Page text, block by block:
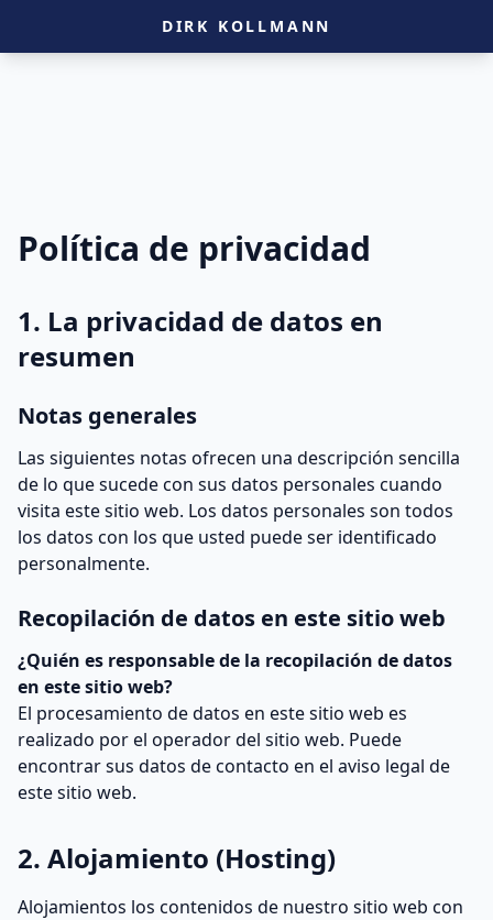
DIRK KOLLMANN
Política de privacidad
1. La privacidad de datos en
resumen
Notas generales
Las siguientes notas ofrecen una descripción sencilla
de lo que sucede con sus datos personales cuando
visita este sitio web. Los datos personales son todos
los datos con los que usted puede ser identificado
personalmente.
Recopilación de datos en este sitio web
¿Quién es responsable de la recopilación de datos
en este sitio web?
El procesamiento de datos en este sitio web es
realizado por el operador del sitio web. Puede
encontrar sus datos de contacto en el aviso legal de
este sitio web.
2. Alojamiento (Hosting)
Alojamientos los contenidos de nuestro sitio web con